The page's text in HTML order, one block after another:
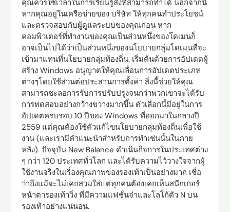
คุณควรใช้เวลาในการเรียนรู้สิ่งที่สามารถทำได้ นอกจากนี้
หากคุณอยู่ในเครือข่ายของ บริษัท ให้ทุกคนทำประโยชน์
และตรวจสอบกับผู้ดูแลระบบของคุณก่อน หาก
คอมพิวเตอร์ที่ทำงานของคุณเป็นส่วนหนึ่งของโดเมนก็
อาจเป็นไปได้ว่าเป็นส่วนหนึ่งของนโยบายกลุ่มโดเมนที่จะ
เข้ามาแทนที่นโยบายกลุ่มท้องถิ่น. เริ่มต้นด้วยการอัปเดตผู้
สร้าง Windows อนุญาตให้คุณเลื่อนการอัปเดตประเภท
ต่างๆโดยใช้ส่วนต่อประสานการตั้งค่า สิ่งนี้ช่วยให้คุณ
สามารถชะลอการรับการปรับปรุงจนกว่าพวกเขาจะได้รับ
การทดสอบอย่างกว้างขวางมากขึ้น ตัวเลือกนี้มีอยู่ในการ
อัปเดตครบรอบ 10 ปีของ Windows ที่ออกมาในกลางปี ​​
2559 แต่คุณต้องใช้ตัวแก้ไขนโยบายกลุ่มท้องถิ่นเพื่อใช้
งาน (และเรามีคำแนะนำสำหรับการทำเช่นนั้นในภาย
หลัง). ปัจจุบัน New Balance ดำเนินกิจการในประเทศต่าง
ๆ กว่า 120 ประเทศทั่วโลก และได้รับความไว้วางใจจากผู้
ใช้งานจริงในเรื่องคุณภาพของรองเท้าเป็นอย่างมาก เชื่อ
ว่าถึงแม้จะไม่เคยสวมใส่แต่ทุกคนต้องเคยเห็นสนีกเกอร์
หน้าตารองเท้าวิ่ง ที่มีความแฟชั่นจ๋าและโลโก้ตัว N บน
รองเท้าอย่างแน่นอน.